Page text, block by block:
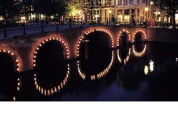
Andere Wasserwege
SEEREISEN
SERVICE